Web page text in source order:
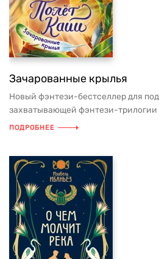
Зачарованные крылья
Новый фэнтези-бестселлер для
захватывающей фэнтези-трилогии
ПОДРОБНЕЕ